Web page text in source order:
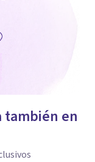
también en